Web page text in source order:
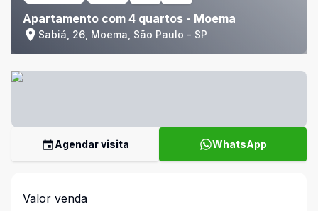
Apartamento com 4 quartos - Moema
Sabiá, 26, Moema, São Paulo - SP
Agendar visita WhatsApp
Valor venda